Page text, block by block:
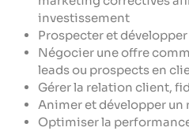
investissement
Prospecter et
Négocier une offre
leads ou prospects en
Gérer la relation client,
Animer et développer un
Optimiser la